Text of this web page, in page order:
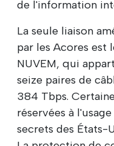
de l'information
La seule liaison
par les Acores est
NUVEM, qui
seize paires de
384 Tbps.
réservées à
secrets des États-